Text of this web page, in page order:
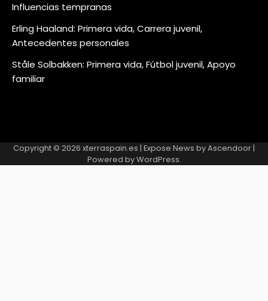
Influencias tempranas
Erling Haaland: Primera vida, Carrera juvenil,
Antecedentes personales
Ståle Solbakken: Primera vida, Fútbol juvenil, Apoyo
familiar
Copyright © 2026 xterraspain.es | Expose News byAscendoor|
Powered byWordPress.